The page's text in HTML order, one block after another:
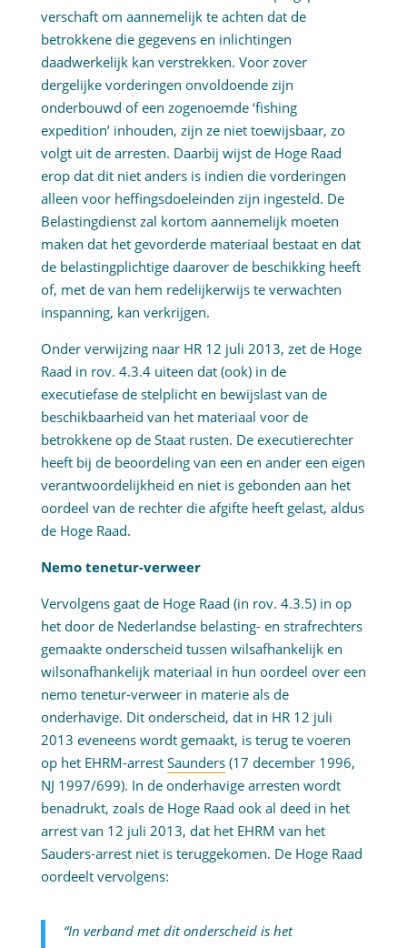
verschaft om aannemelijk te achten dat de
betrokkene die gegevens en inlichtingen
daadwerkelijk kan verstrekken. Voor zover
dergelijke vorderingen onvoldoende zijn
onderbouwd of een zogenoemde ‘fishing
expedition’ inhouden, zijn ze niet toewijsbaar, zo
volgt uit de arresten. Daarbij wijst de Hoge Raad
erop dat dit niet anders is indien die vorderingen
alleen voor heffingsdoeleinden zijn ingesteld. De
Belastingdienst zal kortom aannemelijk moeten
maken dat het gevorderde materiaal bestaat en dat
de belastingplichtige daarover de beschikking heeft
of, met de van hem redelijkerwijs te verwachten
inspanning, kan verkrijgen.
Onder verwijzing naar HR 12 juli 2013, zet de Hoge
Raad in rov. 4.3.4 uiteen dat (ook) in de
executiefase de stelplicht en bewijslast van de
beschikbaarheid van het materiaal voor de
betrokkene op de Staat rusten. De executierechter
heeft bij de beoordeling van een en ander een eigen
verantwoordelijkheid en niet is gebonden aan het
oordeel van de rechter die afgifte heeft gelast, aldus
de Hoge Raad.
Nemo tenetur-verweer
Vervolgens gaat de Hoge Raad (in rov. 4.3.5) in op
het door de Nederlandse belasting- en strafrechters
gemaakte onderscheid tussen wilsafhankelijk en
wilsonafhankelijk materiaal in hun oordeel over een
nemo tenetur-verweer in materie als de
onderhavige. Dit onderscheid, dat in HR 12 juli
2013 eveneens wordt gemaakt, is terug te voeren
op het EHRM-arrest Saunders(17 december 1996,
NJ 1997/699). In de onderhavige arresten wordt
benadrukt, zoals de Hoge Raad ook al deed in het
arrest van 12 juli 2013, dat het EHRM van het
Sauders-arrest niet is teruggekomen. De Hoge Raad
oordeelt vervolgens:
“In verband met dit onderscheid is het